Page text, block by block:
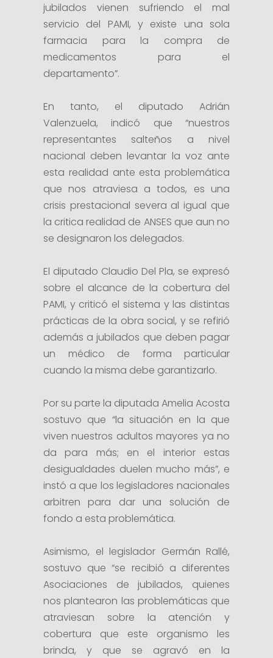
jubilados vienen sufriendo el mal
servicio del PAMI, y existe una sola
farmacia para la compra de
medicamentos para el
departamento”.
En tanto, el diputado Adrián
Valenzuela, indicó que “nuestros
representantes salteños a nivel
nacional deben levantar la voz ante
esta realidad ante esta problemática
que nos atraviesa a todos, es una
crisis prestacional severa al igual que
la critica realidad de ANSES que aun no
se designaron los delegados.
El diputado Claudio Del Pla, se expresó
sobre el alcance de la cobertura del
PAMI, y criticó el sistema y las distintas
prácticas de la obra social, y se refirió
además a jubilados que deben pagar
un médico de forma particular
cuando la misma debe garantizarlo.
Por su parte la diputada Amelia Acosta
sostuvo que “la situación en la que
viven nuestros adultos mayores ya no
da para más; en el interior estas
desigualdades duelen mucho más”, e
instó a que los legisladores nacionales
arbitren para dar una solución de
fondo a esta problemática.
Asimismo, el legislador Germán Rallé,
sostuvo que “se recibió a diferentes
Asociaciones de jubilados, quienes
nos plantearon las problemáticas que
atraviesan sobre la atención y
cobertura que este organismo les
brinda, y que se agravó en la